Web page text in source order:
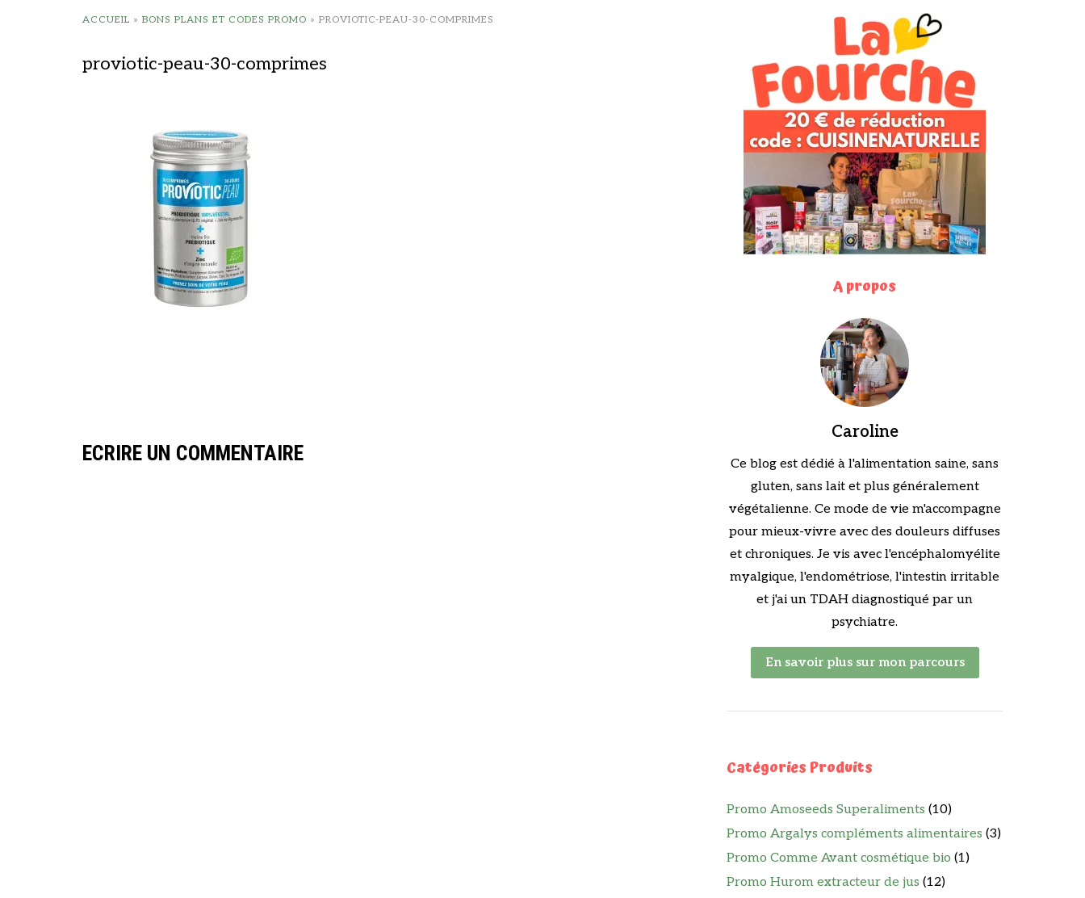
ACCUEIL » BONS PLANS ET CODES PROMO » PROVIOTIC-PEAU-30-COMPRIMES
proviotic-peau-30-comprimes
ECRIRE UN COMMENTAIRE
A propos
Caroline
Ce blog est dédié à l'alimentation saine, sans
gluten, sans lait et plus généralement
végétalienne. Ce mode de vie m'accompagne
pour mieux-vivre avec des douleurs diffuses
et chroniques. Je vis avec l'encéphalomyélite
myalgique, l'endométriose, l'intestin irritable
et j'ai un TDAH diagnostiqué par un
psychiatre.
En savoir plus sur mon parcours
Catégories Produits
Promo Amoseeds Superaliments (10)
Promo Argalys compléments alimentaires (3)
Promo Comme Avant cosmétique bio (1)
Promo Hurom extracteur de jus (12)